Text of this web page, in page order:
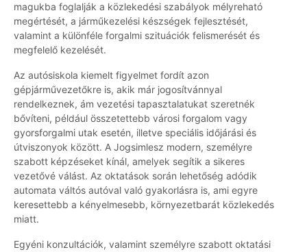
magukba foglalják a közlekedési szabályok mélyreható
megértését, a járműkezelési készségek fejlesztését,
valamint a különféle forgalmi szituációk felismerését és
megfelelő kezelését.
Az autósiskola kiemelt figyelmet fordít azon
gépjárművezetőkre is, akik már jogosítvánnyal
rendelkeznek, ám vezetési tapasztalatukat szeretnék
bővíteni, például összetettebb városi forgalom vagy
gyorsforgalmi utak esetén, illetve speciális időjárási és
útviszonyok között. A Jogsimlesz modern, személyre
szabott képzéseket kínál, amelyek segítik a sikeres
vezetővé válást. Az oktatások során lehetőség adódik
automata váltós autóval való gyakorlásra is, ami egyre
keresettebb a kényelmesebb, környezetbarát közlekedés
miatt.
Egyéni konzultációk, valamint személyre szabott oktatási